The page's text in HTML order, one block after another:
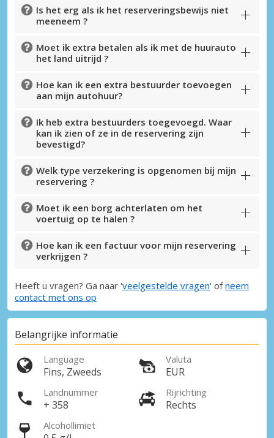
Is het erg als ik het reserveringsbewijs niet
meeneem ?
Moet ik extra betalen als ik met de huurauto
het land uitrijd ?
Hoe kan ik een extra bestuurder toevoegen
aan mijn autohuur?
Ik heb extra bestuurders toegevoegd. Waar
kan ik zien of ze in de reservering zijn
bevestigd?
Welk type verzekering is opgenomen bij mijn
reservering ?
Moet ik een borg achterlaten om het
voertuig op te halen ?
Hoe kan ik een factuur voor mijn reservering
verkrijgen ?
Heeft u vragen? Ga naar 'veelgestelde vragen' ofneem
contact met ons op
Belangrijke informatie
Language
Fins, Zweeds
Valuta
EUR
Landnummer
+ 358
Rijrichting
Rechts
Alcohollimiet